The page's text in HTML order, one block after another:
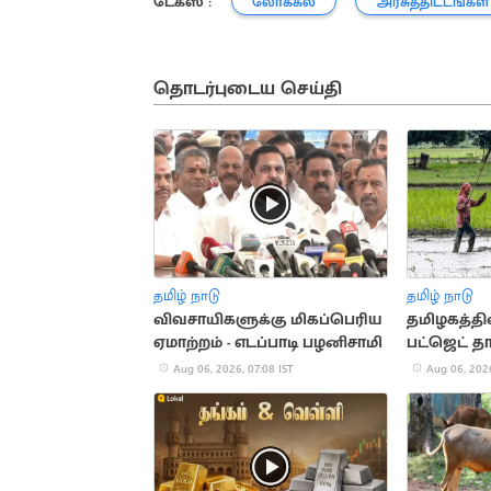
தொடர்புடைய செய்தி
தமிழ் நாடு
விவசாயிகளுக்கு மிகப்பெரிய
ஏமாற்றம் - எடப்பாடி பழனிசாமி
Aug 06, 2026, 07:08 IST
தமிழ் நாடு
பட்ஜெட்
கோடி
Aug 06,